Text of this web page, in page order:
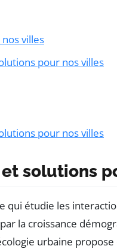
villes
pour nos villes
pour nos villes
solutions
qui étudie les
la croissance
urbaine